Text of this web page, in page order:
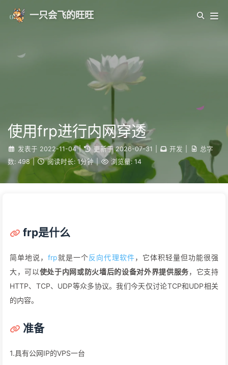
一只会飞的旺旺
使用frp进行内网穿透
发表于 2022-11-04 | 更新于 2026-07-31 开发
总字
数: 498 阅读时长: 1分钟 | 浏览量: 14
frp是什么
简单地说，frp就是一个反向代理软件，它体积轻量但功能很强
大，可以使处于内网或防火墙后的设备对外界提供服务，它支持
HTTP、TCP、UDP等众多协议。我们今天仅讨论TCP和UDP相关
的内容。
准备
1.具有公网IP的VPS一台